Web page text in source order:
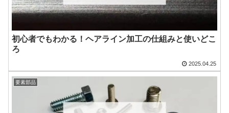
初心者でもわかる！ヘアライン加工の仕組みと使いどこ
ろ
2025.04.25
要素部品